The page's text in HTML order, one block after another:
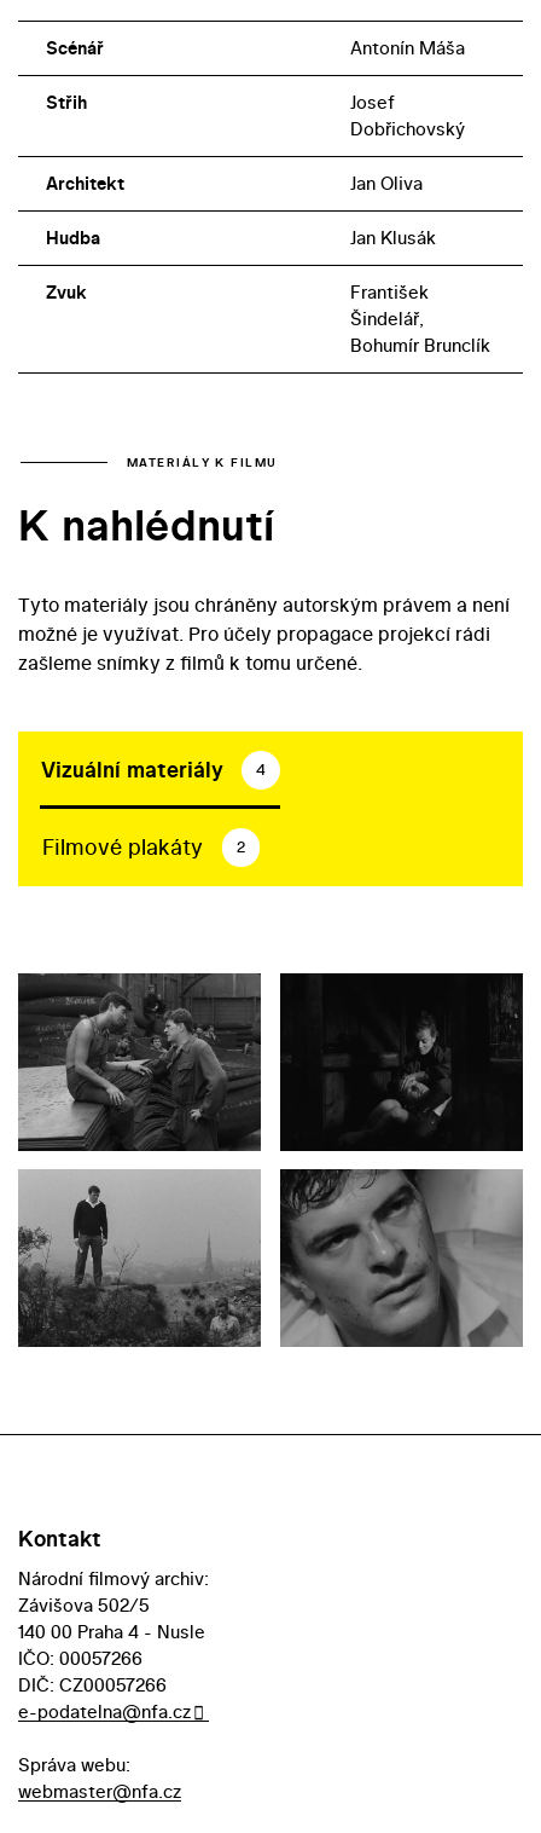
Scénář Antonín Máša
Střih
Josef
Dobřichovský
Architekt Jan Oliva
Hudba Jan Klusák
Zvuk
František
Šindelář,
Bohumír Brunclík
MATERIÁLY K FILMU
K nahlédnutí
Tyto materiály jsou chráněny autorským právem a není
možné je využívat. Pro účely propagace projekcí rádi
zašleme snímky z filmů k tomu určené.
Vizuální materiály 4
Filmové plakáty 2
Kontakt
Národní filmový archiv:
Závišova 502/5
140 00 Praha 4 - Nusle
IČO: 00057266
DIČ: CZ00057266
e-podatelna@nfa.cz
Správa webu:
webmaster@nfa.cz